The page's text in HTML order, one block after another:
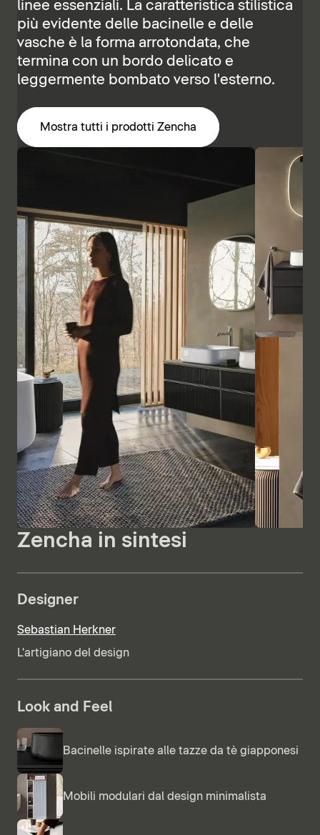
linee essenziali. La caratteristica stilistica
più evidente delle bacinelle e delle
vasche è la forma arrotondata, che
termina con un bordo delicato e
leggermente bombato verso l'esterno.
Mostra tutti i prodotti Zencha
Zencha in sintesi
Designer
Sebastian Herkner
L'artigiano del design
Look and Feel
Bacinelle ispirate alle tazze da tè giapponesi
Mobili modulari dal design minimalista